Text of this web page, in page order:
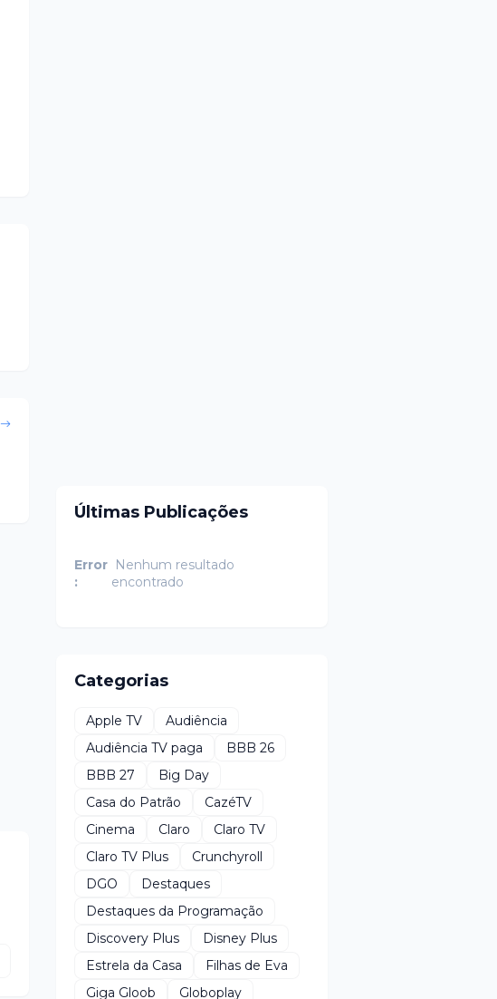
Últimas Publicações
Error
:
Nenhum resultado
encontrado
Categorias
Apple TV
Audiência
Audiência TV paga
BBB 26
BBB 27
Big Day
Casa do Patrão
CazéTV
Cinema
Claro
Claro TV
Claro TV Plus
Crunchyroll
DGO
Destaques
Destaques da Programação
Discovery Plus
Disney Plus
Estrela da Casa
Filhas de Eva
Giga Gloob
Globoplay